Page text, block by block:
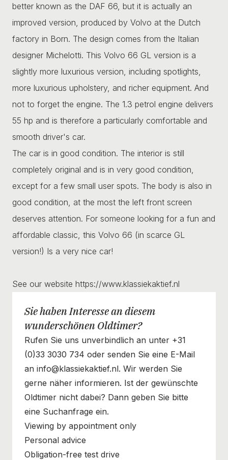
better known as the DAF 66, but it is actually an
improved version, produced by Volvo at the Dutch
factory in Born. The design comes from the Italian
designer Michelotti. This Volvo 66 GL version is a
slightly more luxurious version, including spotlights,
more luxurious upholstery, and richer equipment. And
not to forget the engine. The 1.3 petrol engine delivers
55 hp and is therefore a particularly comfortable and
smooth driver's car.
The car is in good condition. The interior is still
completely original and is in very good condition,
except for a few small user spots. The body is also in
good condition, at the most the left front screen
deserves attention. For someone looking for a fun and
affordable classic, this Volvo 66 (in scarce GL
version!) Is a very nice car!
See our website https://www.klassiekaktief.nl
Sie haben Interesse an diesem
wunderschönen Oldtimer?
Rufen Sie uns unverbindlich an unter +31
(0)33 3030 734 oder senden Sie eine E-Mail
an info@klassiekaktief.nl. Wir werden Sie
gerne näher informieren. Ist der gewünschte
Oldtimer nicht dabei? Dann geben Sie bitte
eine Suchanfrage ein.
Viewing by appointment only
Personal advice
Obligation-free test drive